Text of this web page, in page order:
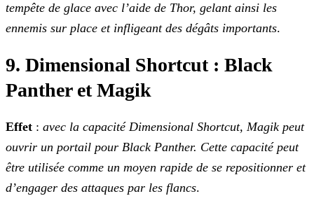
tempête de glace avec l’aide de Thor, gelant ainsi les
ennemis sur place et infligeant des dégâts importants.
9. Dimensional Shortcut : Black
Panther et Magik
Effet : avec la capacité Dimensional Shortcut, Magik peut
ouvrir un portail pour Black Panther. Cette capacité peut
être utilisée comme un moyen rapide de se repositionner et
d’engager des attaques par les flancs.